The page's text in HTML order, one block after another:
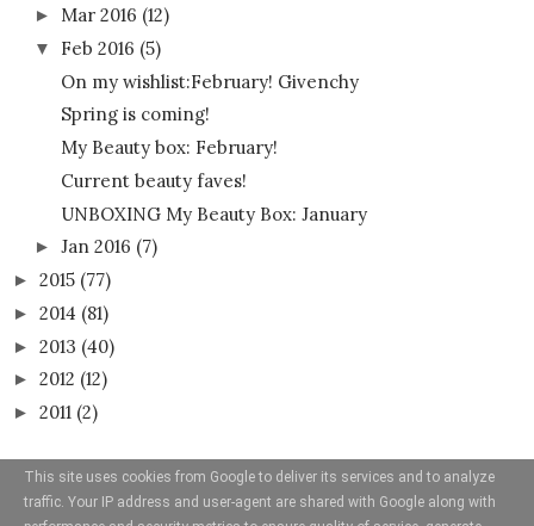
► Mar 2016 (12)
▼ Feb 2016 (5)
On my wishlist:February! Givenchy
Spring is coming!
My Beauty box: February!
Current beauty faves!
UNBOXING My Beauty Box: January
► Jan 2016 (7)
► 2015 (77)
► 2014 (81)
► 2013 (40)
► 2012 (12)
► 2011 (2)
This site uses cookies from Google to deliver its services and to analyze
traffic. Your IP address and user-agent are shared with Google along with